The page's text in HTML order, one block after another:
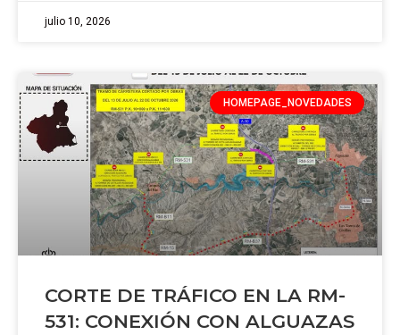
julio 10, 2026
HOMEPAGE_NOVEDADES
CORTE DE TRÁFICO EN LA RM-
531: CONEXIÓN CON ALGUAZAS